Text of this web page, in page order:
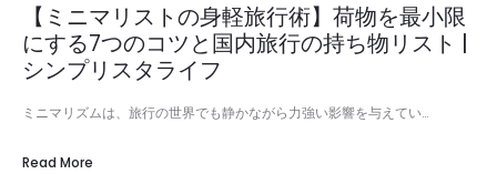
【ミニマリストの身軽旅行術】荷物を最小限
にする7つのコツと国内旅行の持ち物リスト |
シンプリスタライフ
ミニマリズムは、旅行の世界でも静かながら力強い影響を与えてい…
Read More